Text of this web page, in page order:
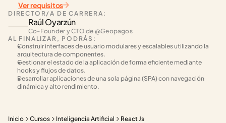
Ver requisitos
DIRECTOR/A DE CARRERA:
Raúl Oyarzún
Co-Founder y CTO de @Geopagos
AL FINALIZAR, PODRÁS:
Construir interfaces de usuario modulares y escalables utilizando la
arquitectura de componentes.
Gestionar el estado de la aplicación de forma eficiente mediante
hooks y flujos de datos.
Desarrollar aplicaciones de una sola página (SPA) con navegación
dinámica y alto rendimiento.
Inicio Cursos Inteligencia Artificial React Js